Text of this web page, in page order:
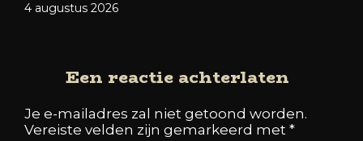
4 augustus 2026
Een reactie achterlaten
Je e-mailadres zal niet getoond worden.
Vereiste velden zijn gemarkeerd met *